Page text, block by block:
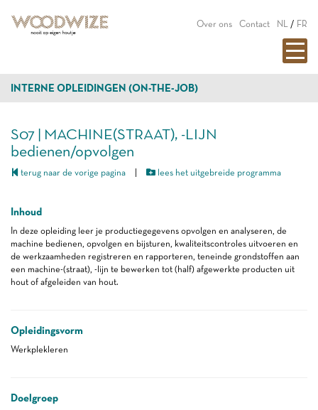
Over ons Contact NL / FR
INTERNE OPLEIDINGEN (ON-THE-JOB)
S07 | MACHINE(STRAAT), -LIJN
bedienen/opvolgen
terug naar de vorige pagina lees het uitgebreide programma
Inhoud
In deze opleiding leer je productiegegevens opvolgen en analyseren, de
machine bedienen, opvolgen en bijsturen, kwaliteitscontroles uitvoeren en
de werkzaamheden registreren en rapporteren, teneinde grondstoffen aan
een machine-(straat), -lijn te bewerken tot (half) afgewerkte producten uit
hout of afgeleiden van hout.
Opleidingsvorm
Werkplekleren
Doelgroep